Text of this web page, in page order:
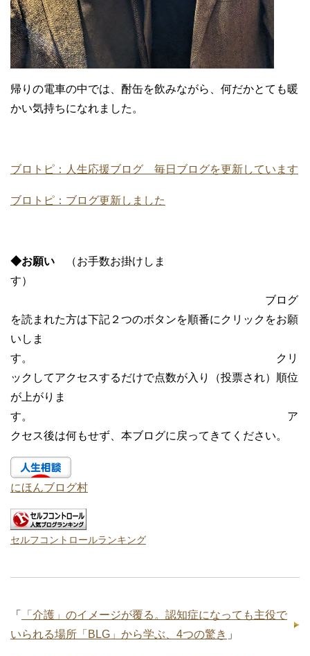
帰りの電車の中では、酎缶を飲みながら、何だかとても暖
かい気持ちになれました。
ブロトピ：人生応援ブログ 毎日ブログを更新しています
ブロトピ：ブログ更新しました
◆お願い （お手数お掛けしま
す）
ブログ
を読まれた方は下記２つのボタンを順番にクリックをお願
いしま
す。 クリ
ックしてアクセスするだけで点数が入り（投票され）順位
が上がりま
す。 ア
クセス後は何もせず、本ブログに戻ってきてください。
にほんブログ村
セルフコントロールランキング
「
「介護」のイメージが覆る。認知症になっても主役で
いられる場所「BLG」から学ぶ、4つの驚き 」